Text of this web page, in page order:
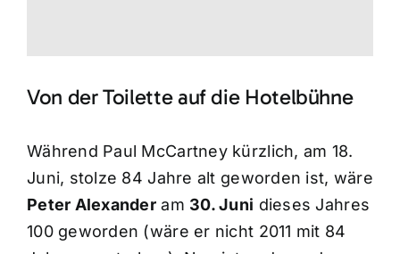
Von der Toilette auf die Hotelbühne
Während Paul McCartney kürzlich, am 18.
Juni, stolze 84 Jahre alt geworden ist, wäre
Peter Alexander am 30. Juni dieses Jahres
100 geworden (wäre er nicht 2011 mit 84